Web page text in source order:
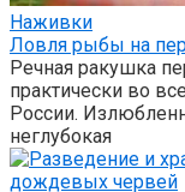
Наживки
Ловля рыбы на
Речная ракушка
практически во
России.
неглубокая